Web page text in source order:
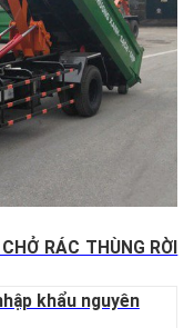
Ô CHỞ RÁC THÙNG RỜI